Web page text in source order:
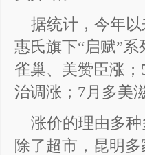
据统计，今年
惠氏旗下“启赋”
雀巢、美赞臣涨
治调涨；7月多美
涨价的理由多
除了超市，昆明